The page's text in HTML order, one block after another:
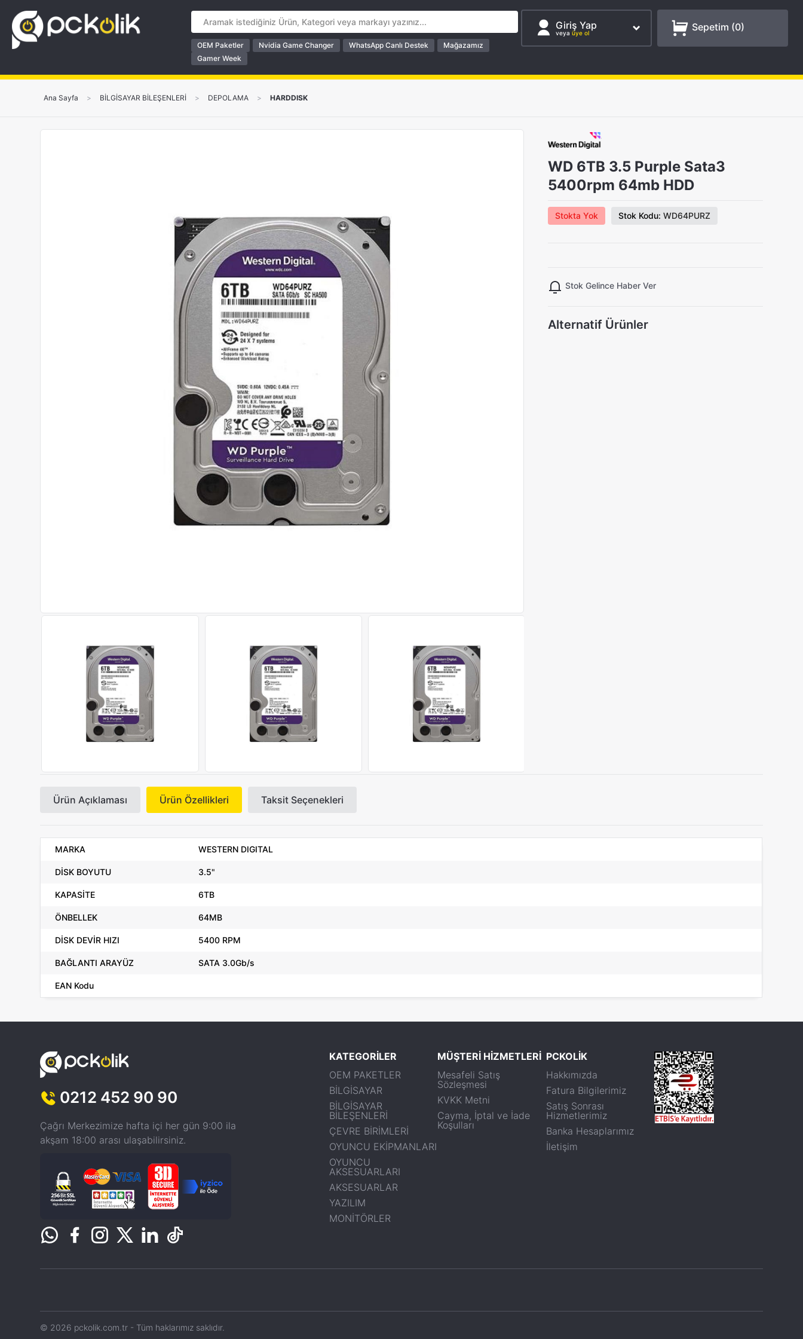
OEM Paketler Nvidia Game Changer WhatsApp Canlı Destek
Mağazamız
Gamer Week
Giriş Yap
veya üye ol Sepetim (0)
Ana Sayfa > BİLGİSAYAR BİLEŞENLERİ > DEPOLAMA > HARDDISK
WD 6TB 3.5 Purple Sata3
5400rpm 64mb HDD
Stokta Yok Stok Kodu: WD64PURZ
Stok Gelince Haber Ver
Alternatif Ürünler
Ürün Açıklaması Ürün Özellikleri Taksit Seçenekleri
MARKA WESTERN DIGITAL
DİSK BOYUTU 3.5"
KAPASİTE 6TB
ÖNBELLEK 64MB
DİSK DEVİR HIZI 5400 RPM
BAĞLANTI ARAYÜZ SATA 3.0Gb/s
EAN Kodu
0212 452 90 90
Çağrı Merkezimize hafta içi her gün 9:00 ila
akşam 18:00 arası ulaşabilirsiniz.
KATEGORİLER
OEM PAKETLER
BİLGİSAYAR
BİLGİSAYAR
BİLEŞENLERİ
ÇEVRE BİRİMLERİ
OYUNCU EKİPMANLARI
OYUNCU
AKSESUARLARI
AKSESUARLAR
YAZILIM
MONİTÖRLER
MÜŞTERİ HİZMETLERİ
Mesafeli Satış
Sözleşmesi
KVKK Metni
Cayma, İptal ve İade
Koşulları
PCKOLİK
Hakkımızda
Fatura Bilgilerimiz
Satış Sonrası
Hizmetlerimiz
Banka Hesaplarımız
İletişim
© 2026 pckolik.com.tr - Tüm haklarımız saklıdır.